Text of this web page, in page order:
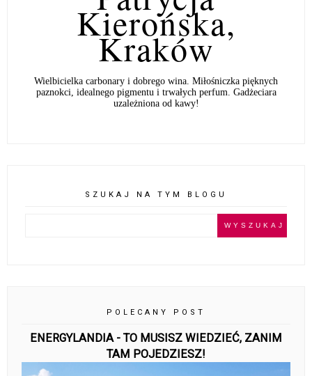
Kierońska,
Kraków
Wielbicielka carbonary i dobrego wina. Miłośniczka pięknych
paznokci, idealnego pigmentu i trwałych perfum. Gadżeciara
uzależniona od kawy!
SZUKAJ NA TYM BLOGU
POLECANY POST
ENERGYLANDIA - TO MUSISZ WIEDZIEĆ, ZANIM
TAM POJEDZIESZ!